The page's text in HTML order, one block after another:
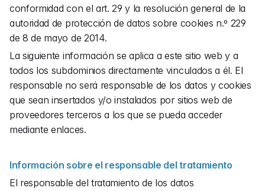
conformidad con el art. 29 y la resolución general de la
autoridad de protección de datos sobre cookies n.º 229
de 8 de mayo de 2014.
La siguiente información se aplica a este sitio web y a
todos los subdominios directamente vinculados a él. El
responsable no será responsable de los datos y cookies
que sean insertados y/o instalados por sitios web de
proveedores terceros a los que se pueda acceder
mediante enlaces.
Información sobre el responsable del tratamiento
El responsable del tratamiento de los datos